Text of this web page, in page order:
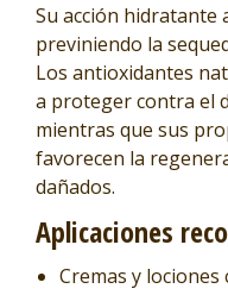
Su acción hidratante
previniendo la
Los antioxidantes
a proteger contra el
mientras que sus
favorecen la
dañados.
Aplicaciones
Cremas y